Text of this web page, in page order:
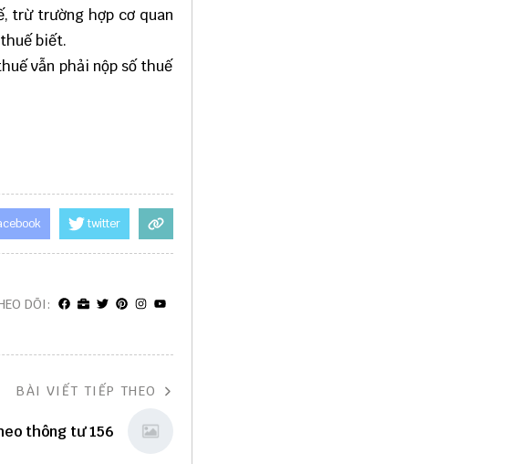
trừ trường hợp cơ quan
biết.
vẫn phải nộp số thuế
twitter
DÕI:
BÀI VIẾT TIẾP THEO
thông tư 156